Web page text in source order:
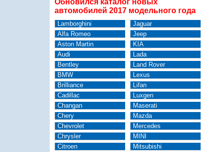
Обновился каталог новых
автомобилей 2017 модельного года
Lamborghini
Alfa Romeo
Aston Martin
Audi
Bentley
BMW
Brilliance
Cadillac
Changan
Chery
Chevrolet
Chrysler
Citroen
Jaguar
Jeep
KIA
Lada
Land Rover
Lexus
Lifan
Luxgen
Maserati
Mazda
Mercedes
MINI
Mitsubishi